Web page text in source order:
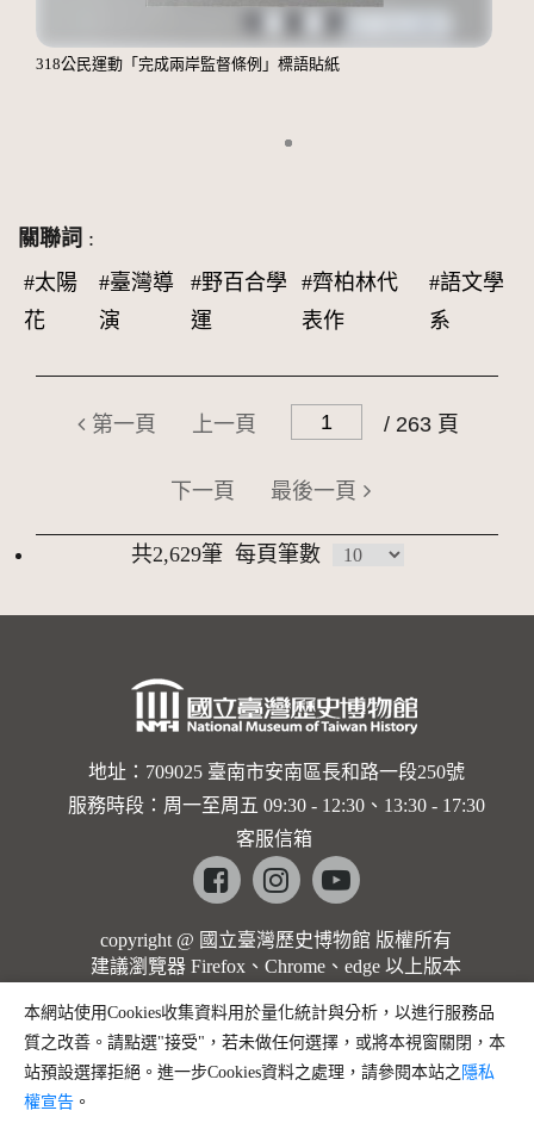
318公民運動「完成兩岸監督條例」標語貼紙
關聯詞 :
#太陽
花
#臺灣導
演
#野百合學
運
#齊柏林代
表作
#語文學
系
第一頁 上一頁 / 263 頁
下一頁 最後一頁
共2,629筆 每頁筆數
地址：709025 臺南市安南區長和路一段250號
服務時段：周一至周五 09:30 - 12:30、13:30 - 17:30
客服信箱
Facebookinstagramyoutube
copyright @ 國立臺灣歷史博物館 版權所有
建議瀏覽器 Firefox、Chrome、edge 以上版本
本網站使用Cookies收集資料用於量化統計與分析，以進行服務品
質之改善。請點選"接受"，若未做任何選擇，或將本視窗關閉，本
站預設選擇拒絕。進一步Cookies資料之處理，請參閱本站之 隱私
權宣告 。